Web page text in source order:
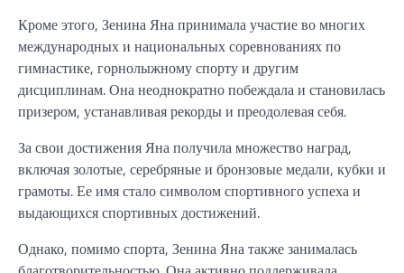
Кроме этого, Зенина Яна принимала участие во многих
международных и национальных соревнованиях по
гимнастике, горнолыжному спорту и другим
дисциплинам. Она неоднократно побеждала и становилась
призером, устанавливая рекорды и преодолевая себя.
За свои достижения Яна получила множество наград,
включая золотые, серебряные и бронзовые медали, кубки и
грамоты. Ее имя стало символом спортивного успеха и
выдающихся спортивных достижений.
Однако, помимо спорта, Зенина Яна также занималась